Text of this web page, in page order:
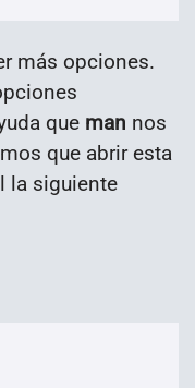
más opciones.
que man nos
que abrir esta
la siguiente